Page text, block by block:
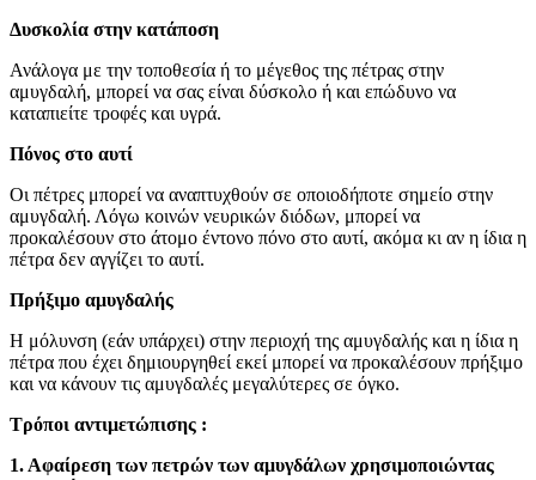
Δυσκολία στην κατάποση
Ανάλογα με την τοποθεσία ή το μέγεθος της πέτρας στην
αμυγδαλή, μπορεί να σας είναι δύσκολο ή και επώδυνο να
καταπιείτε τροφές και υγρά.
Πόνος στο αυτί
Οι πέτρες μπορεί να αναπτυχθούν σε οποιοδήποτε σημείο στην
αμυγδαλή. Λόγω κοινών νευρικών διόδων, μπορεί να
προκαλέσουν στο άτομο έντονο πόνο στο αυτί, ακόμα κι αν η ίδια η
πέτρα δεν αγγίζει το αυτί.
Πρήξιμο αμυγδαλής
Η μόλυνση (εάν υπάρχει) στην περιοχή της αμυγδαλής και η ίδια η
πέτρα που έχει δημιουργηθεί εκεί μπορεί να προκαλέσουν πρήξιμο
και να κάνουν τις αμυγδαλές μεγαλύτερες σε όγκο.
Τρόποι αντιμετώπισης :
1. Αφαίρεση των πετρών των αμυγδάλων χρησιμοποιώντας